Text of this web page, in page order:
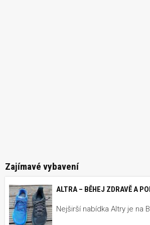
Zajímavé vybavení
ALTRA – BĚHEJ ZDRAVĚ A
Nejširší nabídka Altry je na